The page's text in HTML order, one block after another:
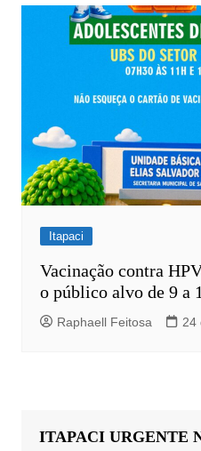
Itapaci
Vacinação contra
o público alvo de 9 a
Raphaell Feitosa 24
ITAPACI URGENTE